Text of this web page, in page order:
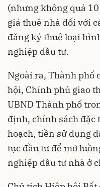
(nhưng không quá
giá thuê nhà đối với
đăng ký thuê loại
nghiệp đầu tư.
Ngoài ra, Thành phố
hội, Chính phủ giao
UBND Thành phố
định, chính sách đặc
hoạch, tiền sử dụng
tục đầu tư để mở
nghiệp đầu tư nhà ở